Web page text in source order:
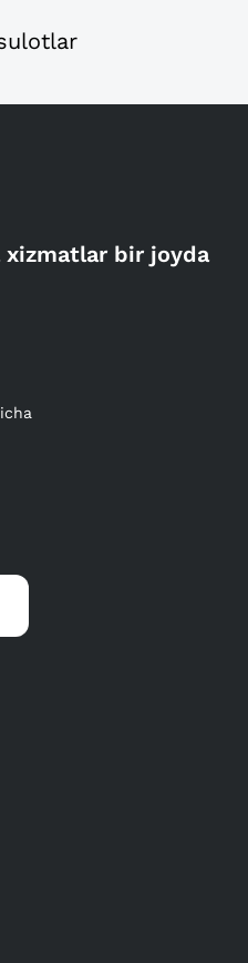
xizmatlar bir joyda